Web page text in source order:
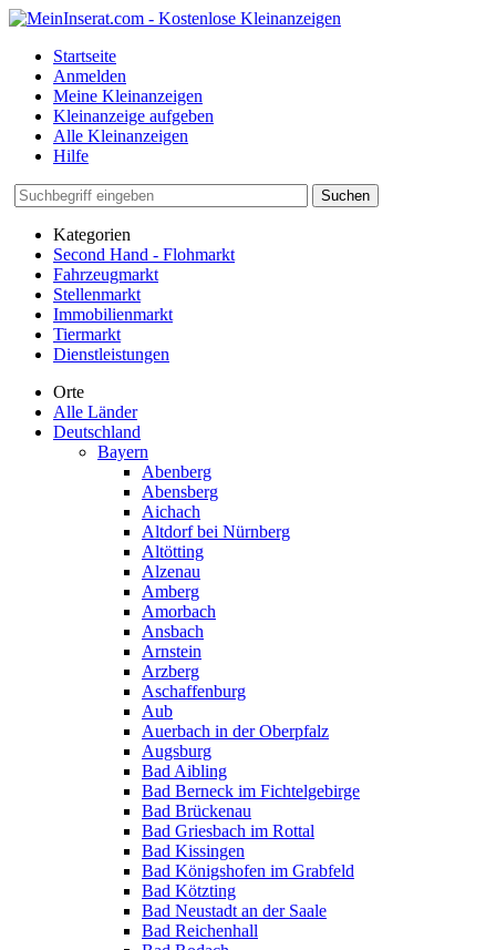
Startseite
Anmelden
Meine Kleinanzeigen
Kleinanzeige aufgeben
Alle Kleinanzeigen
Hilfe
Suchen
Kategorien
Second Hand - Flohmarkt
Fahrzeugmarkt
Stellenmarkt
Immobilienmarkt
Tiermarkt
Dienstleistungen
Orte
Alle Länder
Deutschland
Bayern
Abenberg
Abensberg
Aichach
Altdorf bei Nürnberg
Altötting
Alzenau
Amberg
Amorbach
Ansbach
Arnstein
Arzberg
Aschaffenburg
Aub
Auerbach in der Oberpfalz
Augsburg
Bad Aibling
Bad Berneck im Fichtelgebirge
Bad Brückenau
Bad Griesbach im Rottal
Bad Kissingen
Bad Königshofen im Grabfeld
Bad Kötzting
Bad Neustadt an der Saale
Bad Reichenhall